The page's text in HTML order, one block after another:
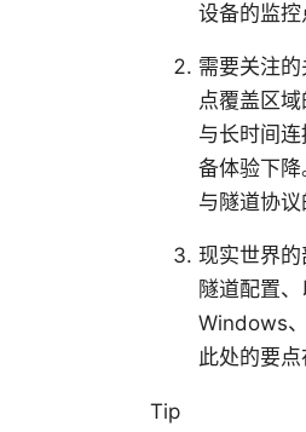
设备的监控
需要关注
点覆盖区
与长时间
备体验下
与隧道协议
现实世界
隧道配置
Windows
此处的要点
Tip